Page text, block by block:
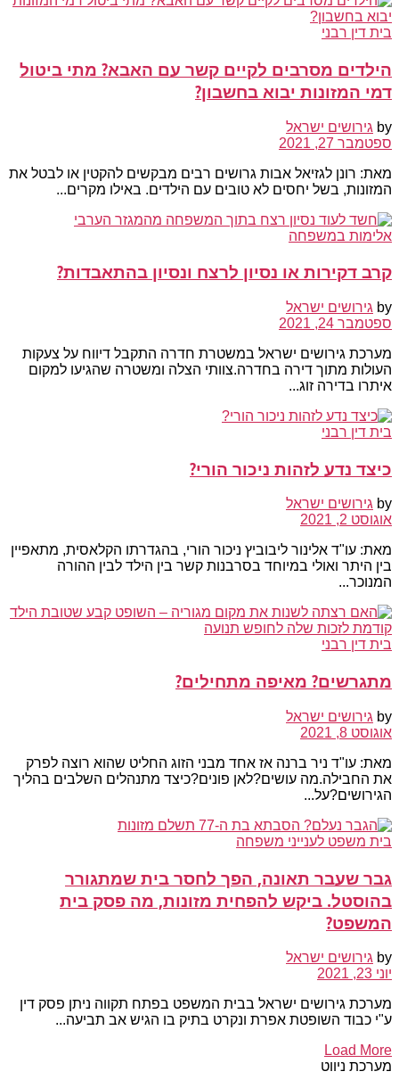
בית דין רבני
הילדים מסרבים לקיים קשר עם האבא? מתי ביטול
דמי המזונות יבוא בחשבון?
by גירושים ישראל
ספטמבר 27, 2021
מאת: רונן לגזיאל אבות גרושים רבים מבקשים להקטין או לבטל את
המזונות, בשל יחסים לא טובים עם הילדים. באילו מקרים...
אלימות במשפחה
קרב דקירות או נסיון לרצח ונסיון בהתאבדות?
by גירושים ישראל
ספטמבר 24, 2021
מערכת גירושים ישראל במשטרת חדרה התקבל דיווח על צעקות
העולות מתוך דירה בחדרה.צוותי הצלה ומשטרה שהגיעו למקום
איתרו בדירה זוג...
בית דין רבני
כיצד נדע לזהות ניכור הורי?
by גירושים ישראל
אוגוסט 2, 2021
מאת: עו"ד אלינור ליבוביץ ניכור הורי, בהגדרתו הקלאסית, מתאפיין
בין היתר ואולי במיוחד בסרבנות קשר בין הילד לבין ההורה
המנוכר...
בית דין רבני
מתגרשים? מאיפה מתחילים?
by גירושים ישראל
אוגוסט 8, 2021
מאת: עו"ד ניר ברנה אז אחד מבני הזוג החליט שהוא רוצה לפרק
את החבילה.מה עושים?לאן פונים?כיצד מתנהלים השלבים בהליך
הגירושים?על...
בית משפט לענייני משפחה
גבר שעבר תאונה, הפך לחסר בית שמתגורר
בהוסטל. ביקש להפחית מזונות, מה פסק בית
המשפט?
by גירושים ישראל
יוני 23, 2021
מערכת גירושים ישראל בבית המשפט בפתח תקווה ניתן פסק דין
ע"י כבוד השופטת אפרת ונקרט בתיק בו הגיש אב תביעה...
Load More
מערכת ניווט